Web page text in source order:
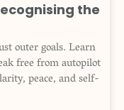
the
outer goals. Learn
free from autopilot
peace, and self-